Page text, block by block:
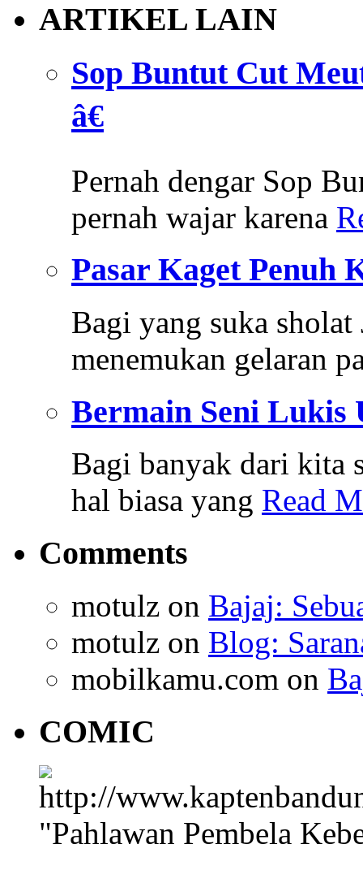
ARTIKEL LAIN
Sop Buntut Cut
â€
Pernah dengar Sop
pernah wajar karena
Pasar Kaget Penuh
Bagi yang suka
menemukan gelaran
Bermain Seni Lukis
Bagi banyak dari kita
hal biasa yang Read
Comments
motulz on Bajaj:
motulz on Blog:
mobilkamu.com on
COMIC
"Pahlawan Pembela